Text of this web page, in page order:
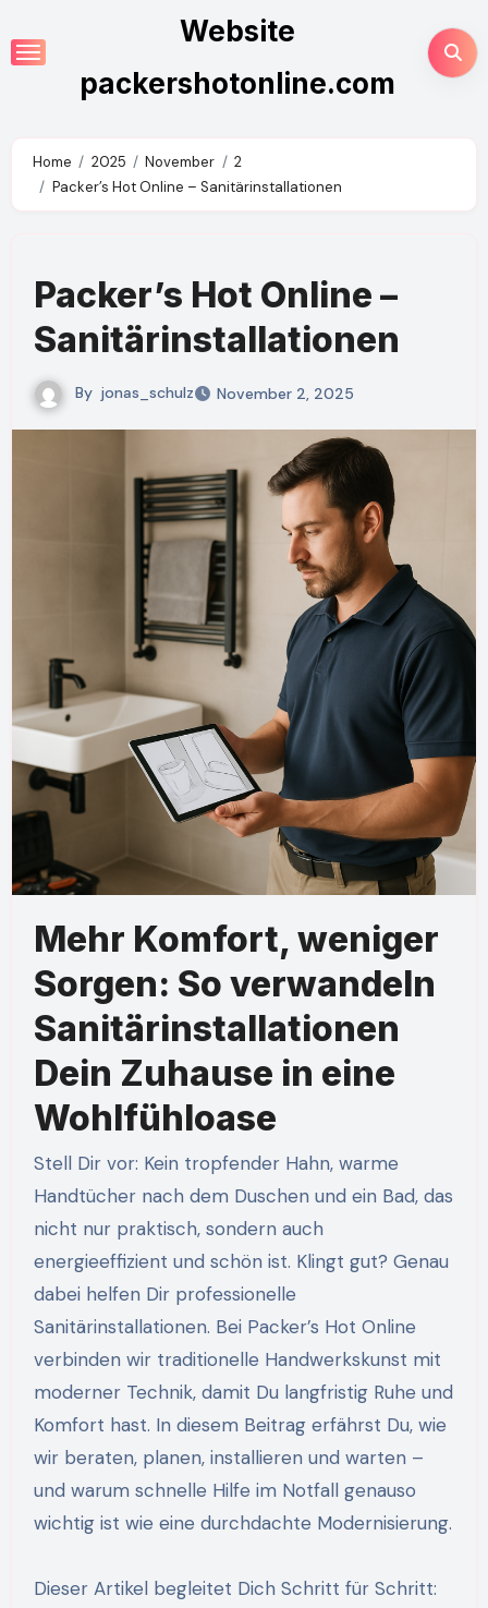
to
Website
packershotonline.com
Home 2025 November
2
Packer’s Hot Online – Sanitärinstallationen
Packer’s Hot Online –
Sanitärinstallationen
By jonas_schulz November 2, 2025
Mehr Komfort, weniger
Sorgen: So verwandeln
Sanitärinstallationen
Dein Zuhause in eine
Wohlfühloase
Stell Dir vor: Kein tropfender Hahn, warme
Handtücher nach dem Duschen und ein Bad, das
nicht nur praktisch, sondern auch
energieeffizient und schön ist. Klingt gut? Genau
dabei helfen Dir professionelle
Sanitärinstallationen. Bei Packer’s Hot Online
verbinden wir traditionelle Handwerkskunst mit
moderner Technik, damit Du langfristig Ruhe und
Komfort hast. In diesem Beitrag erfährst Du, wie
wir beraten, planen, installieren und warten –
und warum schnelle Hilfe im Notfall genauso
wichtig ist wie eine durchdachte Modernisierung.
Dieser Artikel begleitet Dich Schritt für Schritt: